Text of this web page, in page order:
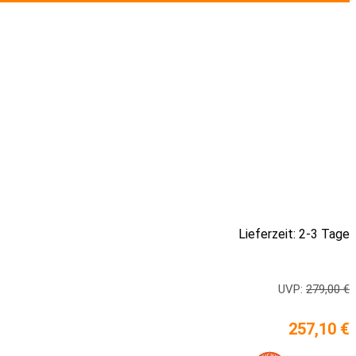
Lieferzeit: 2-3 Tage
UVP: 279,00 €
257,10 €